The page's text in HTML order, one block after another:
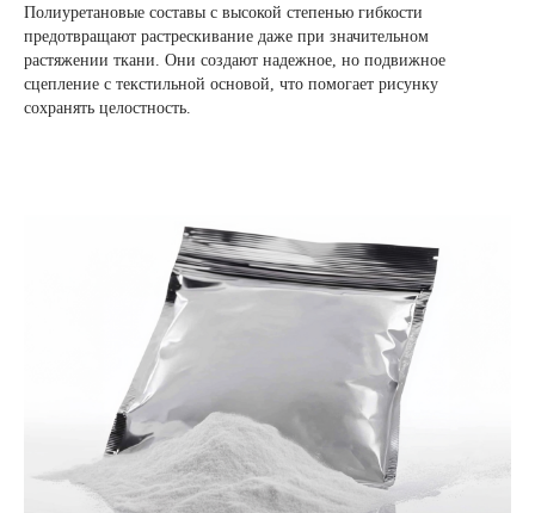
Полиуретановые составы с высокой степенью гибкости
предотвращают растрескивание даже при значительном
растяжении ткани. Они создают надежное, но подвижное
сцепление с текстильной основой, что помогает рисунку
сохранять целостность.